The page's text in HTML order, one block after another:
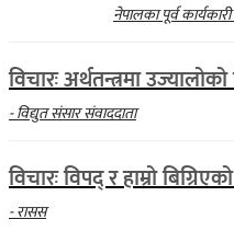
नेपालका पूर्व
विचारः अर्थतन्त्रमा
- विद्युत संसार संवाददाता
विचारः विपद् र हाम्रो
- रासस